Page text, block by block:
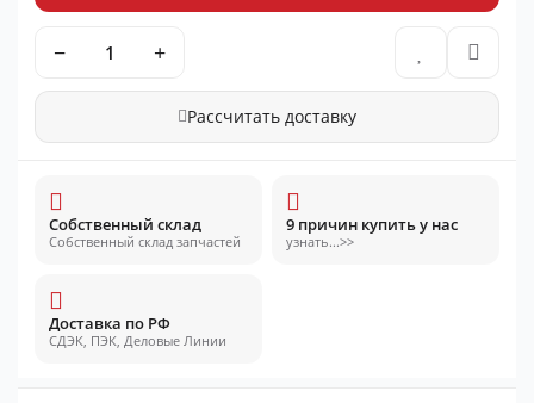
− +
Рассчитать доставку
Собственный склад
Собственный склад запчастей
9 причин купить у нас
узнать...>>
Доставка по РФ
СДЭК, ПЭК, Деловые Линии